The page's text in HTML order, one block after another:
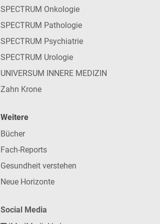
SPECTRUM Onkologie
SPECTRUM Pathologie
SPECTRUM Psychiatrie
SPECTRUM Urologie
UNIVERSUM INNERE MEDIZIN
Zahn Krone
Weitere
Bücher
Fach-Reports
Gesundheit verstehen
Neue Horizonte
Social Media